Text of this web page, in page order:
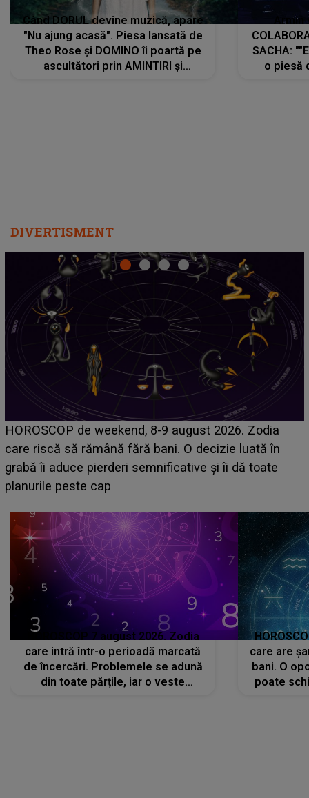
Când DORUL devine muzică, apare
"Nu ajung acasă". Piesa lansată de
Theo Rose și DOMINO îi poartă pe
ascultători prin AMINTIRI și
SACHA:
o piesă
DIVERTISMENT
Emanuel a ținut ACEST DETALIU ASCUNS până
acum! În fața Alexandrei, concurentul din Casa Iubirii
face o MĂRTURISIRE NEAȘTEPTATĂ despre mama
sa: "I-am spus și ei în față, eu nu te iubesc pentru
HOROSCOP 7 august 2026. Zodia
care intră într-o perioadă marcată
de încercări. Problemele se adună
din toate părțile, iar o veste
care are
bani. O
poate